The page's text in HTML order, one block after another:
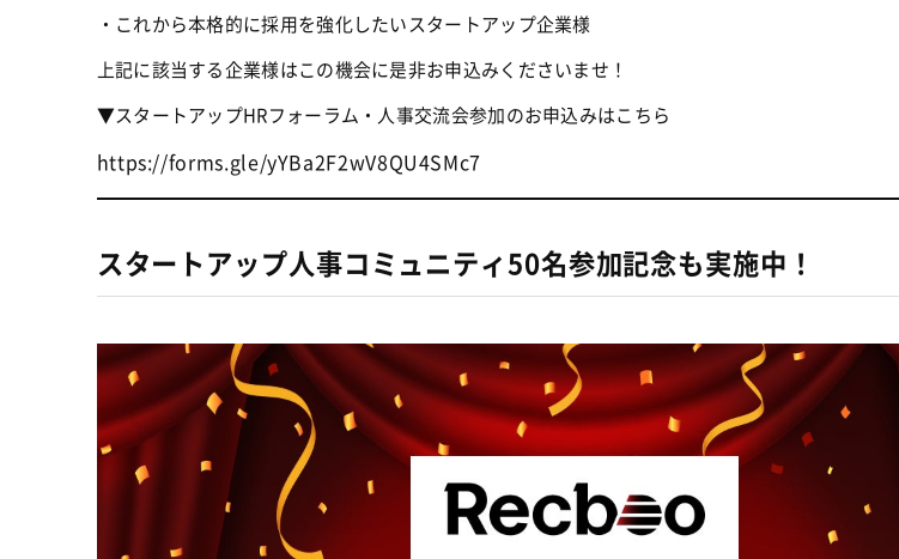
・これから本格的に採用を強化したいスタートアップ企業様
上記に該当する企業様はこの機会に是非お申込みくださいませ！
▼スタートアップHRフォーラム・人事交流会参加のお申込みはこちら
https://forms.gle/yYBa2F2wV8QU4SMc7
スタートアップ人事コミュニティ50名参加記念も実施中！